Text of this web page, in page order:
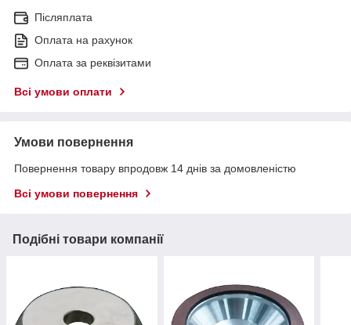
Післяплата
Оплата на рахунок
Оплата за реквізитами
Всі умови оплати
Умови повернення
Повернення товару впродовж 14 днів за домовленістю
Всі умови повернення
Подібні товари компанії